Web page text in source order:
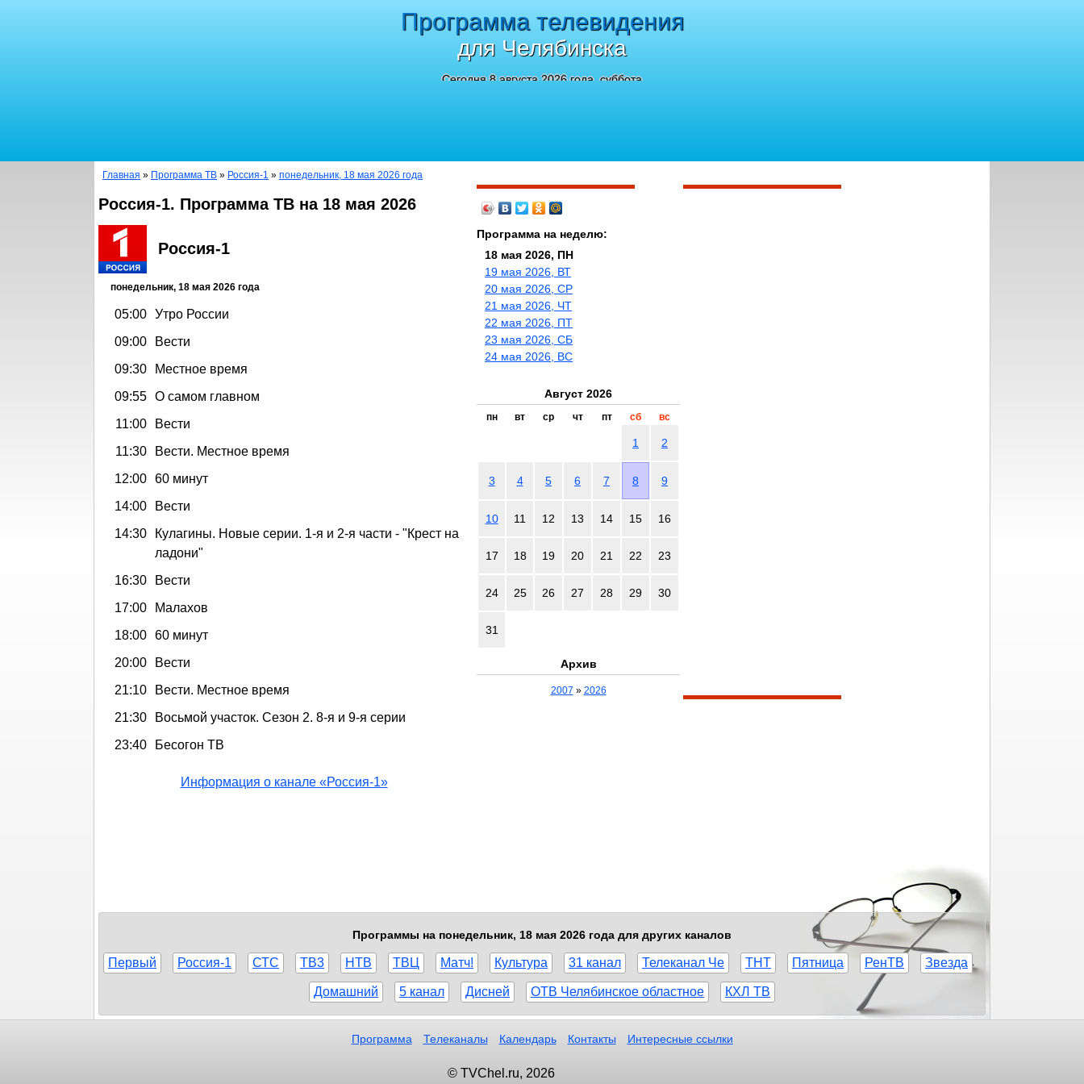
Программа телевидения
для Челябинска
Сегодня 8 августа 2026 года, суббота
Главная » Программа ТВ » Россия-1 » понедельник, 18 мая 2026 года
Россия-1. Программа ТВ на 18 мая 2026
Россия-1
понедельник, 18 мая 2026 года
05:00 Утро России
09:00
Вести
09:30
Местное время
09:55 О самом главном
11:00
Вести
11:30
Вести. Местное время
12:00 60 минут
14:00
Вести
14:30
Кулагины. Новые серии. 1-я и 2-я части - "Крест на
ладони"
16:30
Вести
17:00
Малахов
18:00 60 минут
20:00
Вести
21:10
Вести. Местное время
21:30
Восьмой участок. Сезон 2. 8-я и 9-я серии
23:40
Бесогон ТВ
Информация о канале «Россия-1»
Программа на неделю:
18 мая 2026, ПН
19 мая 2026, ВТ
20 мая 2026, СР
21 мая 2026, ЧТ
22 мая 2026, ПТ
23 мая 2026, СБ
24 мая 2026, ВС
Август 2026
пн вт ср чт пт сб вс
1 2
3 4 5 6 7 8 9
10 11 12 13 14 15 16
17 18 19 20 21 22 23
24 25 26 27 28 29 30
31
Архив
2007 » 2026
Программы на понедельник, 18 мая 2026 года для других каналов
Первый Россия-1 СТС ТВ3 НТВ ТВЦ Матч! Культура 31 канал Телеканал Че ТНТ Пятница РенТВ Звезда
Домашний 5 канал Дисней ОТВ Челябинское областное КХЛ ТВ
Программа Телеканалы Календарь Контакты Интересные ссылки
© TVChel.ru, 2026